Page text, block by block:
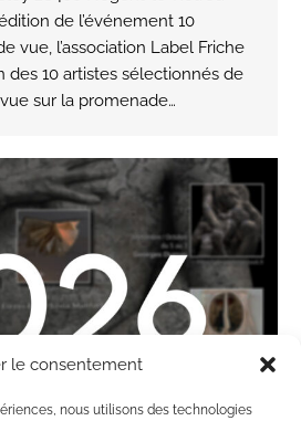
le consentement
nous utilisons des technologies
de l’événement 10
vue, l’association Label Friche
des 10 artistes sélectionnés de
sur la promenade…